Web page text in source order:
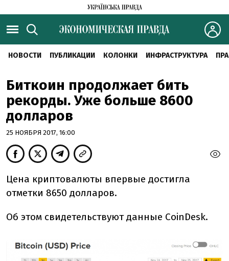
НОВОСТИ ПУБЛИКАЦИИ КОЛОНКИ ИНФРАСТРУКТУРА
Биткоин продолжает бить
рекорды. Уже больше 8600
долларов
25 НОЯБРЯ 2017, 16:00
Цена криптовалюты впервые достигла
отметки 8650 долларов.
Об этом свидетельствуют данные CoinDesk.